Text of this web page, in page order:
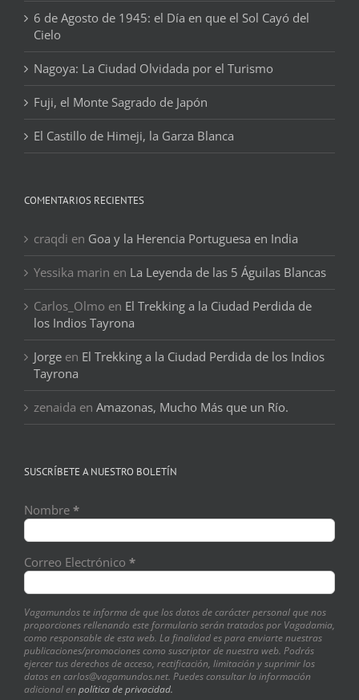
6 de Agosto de 1945: el Día en que el Sol Cayó del
Cielo
Nagoya: La Ciudad Olvidada por el Turismo
Fuji, el Monte Sagrado de Japón
El Castillo de Himeji, la Garza Blanca
COMENTARIOS RECIENTES
craqdi en Goa y la Herencia Portuguesa en India
Yessika marin en La Leyenda de las 5 Águilas Blancas
Carlos_Olmo en El Trekking a la Ciudad Perdida de
los Indios Tayrona
Jorge en El Trekking a la Ciudad Perdida de los Indios
Tayrona
zenaida en Amazonas, Mucho Más que un Río.
SUSCRÍBETE A NUESTRO BOLETÍN
Nombre *
Correo Electrónico *
Vagamundos te informa de que los datos de carácter personal que nos
proporciones rellenando este formulario serán tratados por Vagadamia,
como responsable de esta web. La finalidad es para enviarte nuestras
publicaciones/promociones como suscriptor de nuestra web. Podrás
ejercer tus derechos de acceso, rectificación, limitación y suprimir los
datos en carlos@vagamundos.net. Puedes consultar la información
adicional en política de privacidad.